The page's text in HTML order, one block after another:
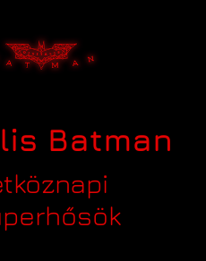
Batman
Csaba